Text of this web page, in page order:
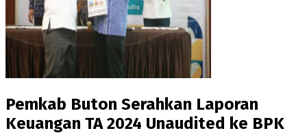
Pemkab Buton Serahkan Laporan
Keuangan TA 2024 Unaudited ke BPK